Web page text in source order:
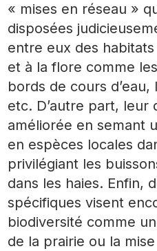
« mises en réseau »
disposées
entre eux des
et à la flore comme
bords de cours
etc. D’autre part, leur
améliorée en semant
en espèces locales
privilégiant les
dans les haies. Enfin,
spécifiques visent
biodiversité comme
de la prairie ou la